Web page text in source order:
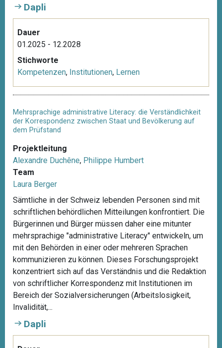
Dapli
Dauer
01.2025 - 12.2028
Stichworte
Kompetenzen, Institutionen, Lernen
Mehrsprachige administrative Literacy: die Verständlichkeit
der Korrespondenz zwischen Staat und Bevölkerung auf
dem Prüfstand
Projektleitung
Alexandre Duchêne, Philippe Humbert
Team
Laura Berger
Sämtliche in der Schweiz lebenden Personen sind mit
schriftlichen behördlichen Mitteilungen konfrontiert. Die
Bürgerinnen und Bürger müssen daher eine mitunter
mehrsprachige "administrative Literacy" entwickeln, um
mit den Behörden in einer oder mehreren Sprachen
kommunizieren zu können. Dieses Forschungsprojekt
konzentriert sich auf das Verständnis und die Redaktion
von schriftlicher Korrespondenz mit Institutionen im
Bereich der Sozialversicherungen (Arbeitslosigkeit,
Invalidität,...
Dapli